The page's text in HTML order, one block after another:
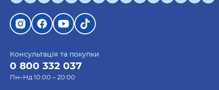
включає:
Келихи для пива чи вина з написами —
ідеальні для святкування свят чи просто щоб
погомоніти з друзями на кухні, ви можете
знайти на сайті келихи із дотепними фразами
та кумедним дизайном.
Консультація та покупки
0 800 332 037
Пн–Нд 10:00 – 20:00